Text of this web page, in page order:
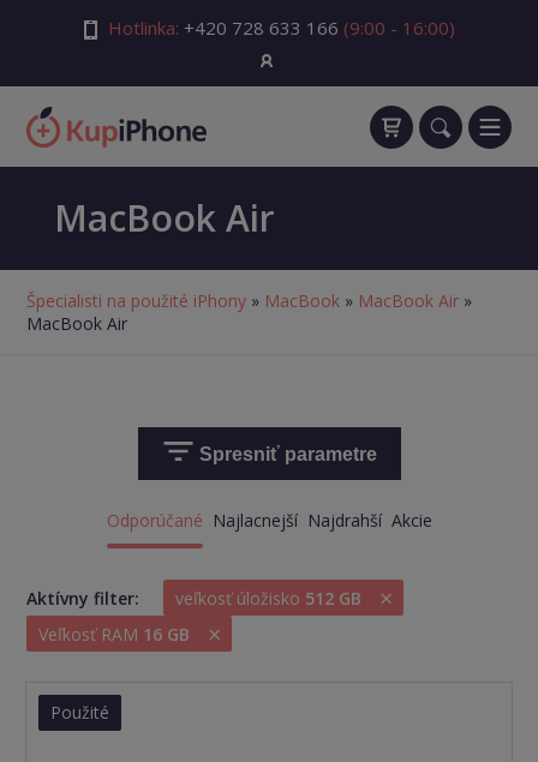
Hotlinka: +420 728 633 166 (9:00 - 16:00)
MacBook Air
Špecialisti na použité iPhony » MacBook » MacBook Air »
MacBook Air
Spresniť parametre
Odporúčané Najlacnejší Najdrahší Akcie
Aktívny filter: veľkosť úložisko 512 GB ×
Veľkosť RAM 16 GB ×
Použité